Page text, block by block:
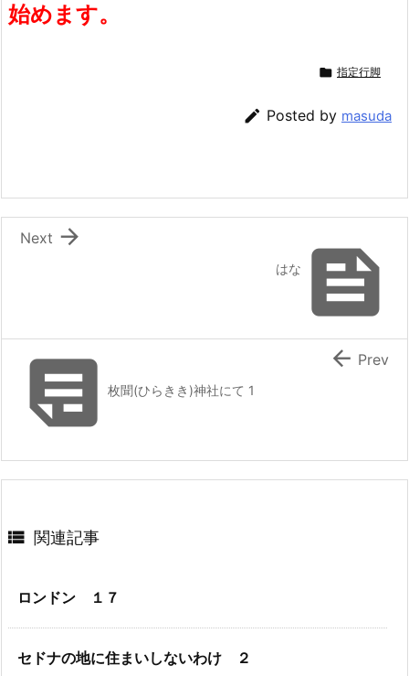
始めます。
 指定行脚
 Posted by masuda

はな

Next
枚聞(ひらきき)神社にて 1
 Prev
 関連記事
ロンドン １７
セドナの地に住まいしないわけ ２